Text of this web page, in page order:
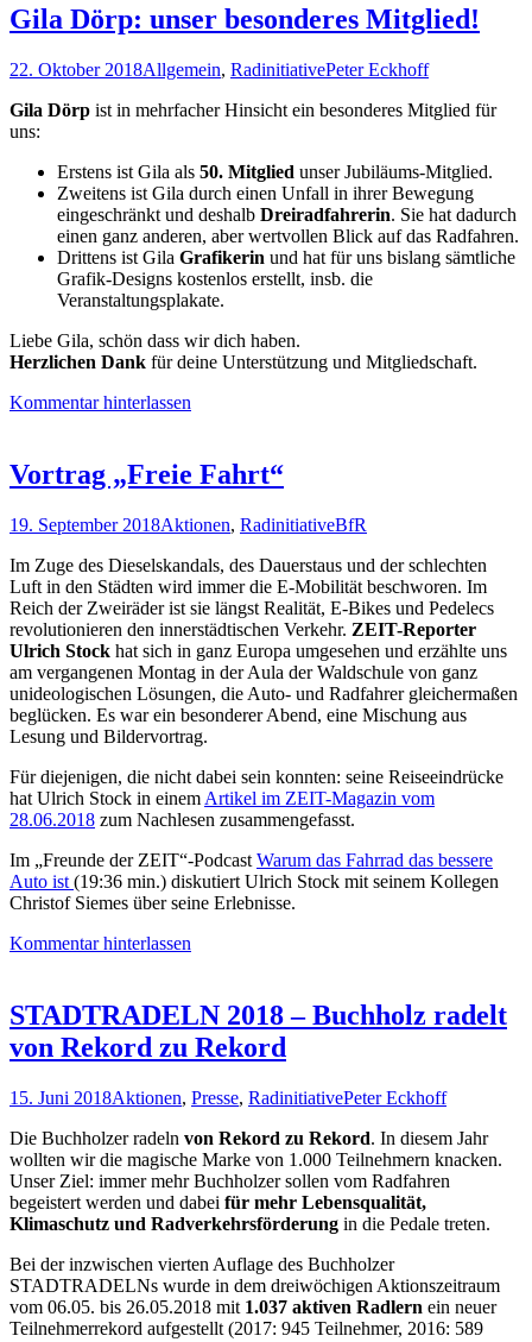
Gila Dörp: unser besonderes Mitglied!
22. Oktober 2018Allgemein, RadinitiativePeter Eckhoff
Gila Dörp ist in mehrfacher Hinsicht ein besonderes Mitglied für
uns:
Erstens ist Gila als 50. Mitglied unser Jubiläums-Mitglied.
Zweitens ist Gila durch einen Unfall in ihrer Bewegung
eingeschränkt und deshalb Dreiradfahrerin. Sie hat dadurch
einen ganz anderen, aber wertvollen Blick auf das Radfahren.
Drittens ist Gila Grafikerin und hat für uns bislang sämtliche
Grafik-Designs kostenlos erstellt, insb. die
Veranstaltungsplakate.
Liebe Gila, schön dass wir dich haben.
Herzlichen Dank für deine Unterstützung und Mitgliedschaft.
Kommentar hinterlassen
Vortrag „Freie Fahrt“
19. September 2018Aktionen, RadinitiativeBfR
Im Zuge des Dieselskandals, des Dauerstaus und der schlechten
Luft in den Städten wird immer die E-Mobilität beschworen. Im
Reich der Zweiräder ist sie längst Realität, E-Bikes und Pedelecs
revolutionieren den innerstädtischen Verkehr. ZEIT-Reporter
Ulrich Stock hat sich in ganz Europa umgesehen und erzählte uns
am vergangenen Montag in der Aula der Waldschule von ganz
unideologischen Lösungen, die Auto- und Radfahrer gleichermaßen
beglücken. Es war ein besonderer Abend, eine Mischung aus
Lesung und Bildervortrag.
Für diejenigen, die nicht dabei sein konnten: seine Reiseeindrücke
hat Ulrich Stock in einem Artikel im ZEIT-Magazin vom
28.06.2018 zum Nachlesen zusammengefasst.
Im „Freunde der ZEIT“-Podcast Warum das Fahrrad das bessere
Auto ist (19:36 min.) diskutiert Ulrich Stock mit seinem Kollegen
Christof Siemes über seine Erlebnisse.
Kommentar hinterlassen
STADTRADELN 2018 – Buchholz radelt
von Rekord zu Rekord
15. Juni 2018Aktionen, Presse, RadinitiativePeter Eckhoff
Die Buchholzer radeln von Rekord zu Rekord. In diesem Jahr
wollten wir die magische Marke von 1.000 Teilnehmern knacken.
Unser Ziel: immer mehr Buchholzer sollen vom Radfahren
begeistert werden und dabei für mehr Lebensqualität,
Klimaschutz und Radverkehrsförderung in die Pedale treten.
Bei der inzwischen vierten Auflage des Buchholzer
STADTRADELNs wurde in dem dreiwöchigen Aktionszeitraum
vom 06.05. bis 26.05.2018 mit 1.037 aktiven Radlern ein neuer
Teilnehmerrekord aufgestellt (2017: 945 Teilnehmer, 2016: 589